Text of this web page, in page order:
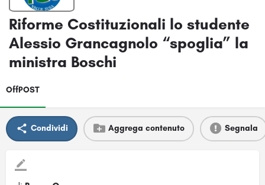
Riforme Costituzionali lo studente
Alessio Grancagnolo “spoglia” la
ministra Boschi
OffPOST
Condividi Aggrega contenuto Segnala